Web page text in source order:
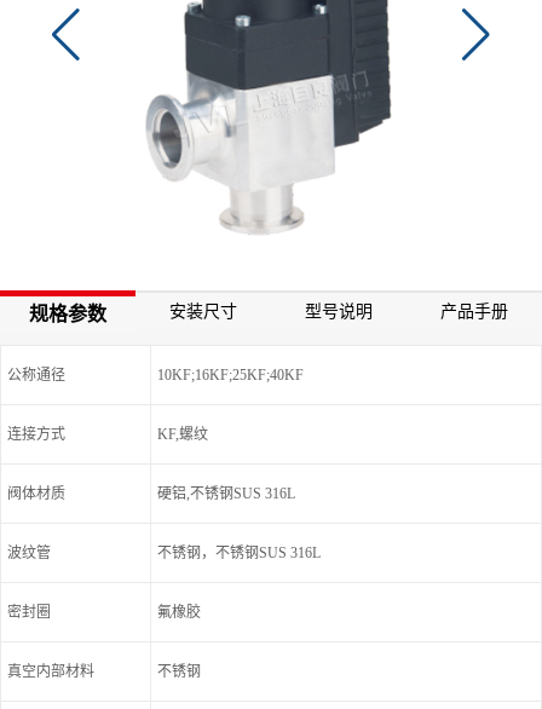
规格参数 安装尺寸 型号说明 产品手册
公称通径 10KF;16KF;25KF;40KF
连接方式 KF,螺纹
阀体材质 硬铝,不锈钢SUS 316L
波纹管 不锈钢，不锈钢SUS 316L
密封圈 氟橡胶
真空内部材料 不锈钢